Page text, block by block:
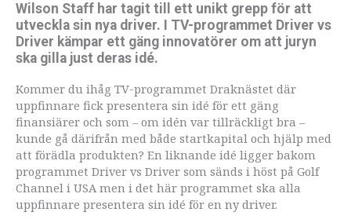
Wilson Staff har tagit till ett unikt grepp för att
utveckla sin nya driver. I TV-programmet Driver vs
Driver kämpar ett gäng innovatörer om att juryn
ska gilla just deras idé.
Kommer du ihåg TV-programmet Draknästet där
uppfinnare fick presentera sin idé för ett gäng
finansiärer och som – om idén var tillräckligt bra –
kunde gå därifrån med både startkapital och hjälp med
att förädla produkten? En liknande idé ligger bakom
programmet Driver vs Driver som sänds i höst på Golf
Channel i USA men i det här programmet ska alla
uppfinnare presentera sin idé för en ny driver.